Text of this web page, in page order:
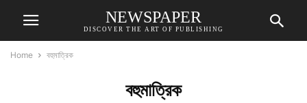
NEWSPAPER
DISCOVER THE ART OF PUBLISHING
Home বহুমাত্রিক
বহুমাত্রিক